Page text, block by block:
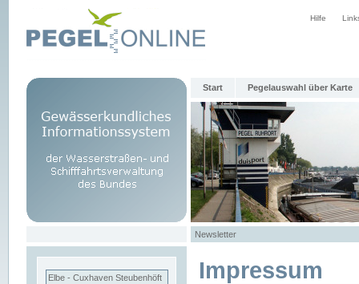
Hilfe
Start Pegelauswahl über Karte
Newsletter
Elbe - Cuxhaven Steubenhöft Impressum